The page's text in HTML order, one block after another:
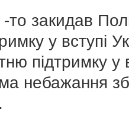
-то закидав
у вступі
підтримку у
небажання